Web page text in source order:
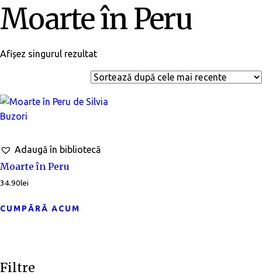
Moarte în Peru
Afișez singurul rezultat
Adaugă în bibliotecă
Moarte în Peru
34.90lei
CUMPĂRĂ ACUM
Filtre